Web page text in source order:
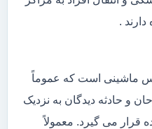
.
ماشینی است که عموماً
و حادثه دیدگان به نزدیک
قرار می گیرد. معمولاً